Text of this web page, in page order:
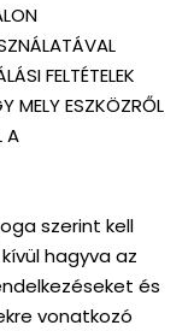
FELTÉTELEK
MELY ESZKÖZRŐL
A
szerint kell
hagyva az
és
vonatkozó